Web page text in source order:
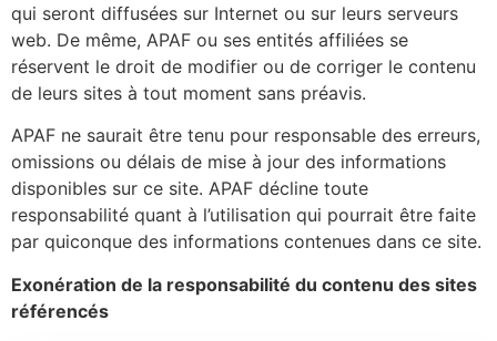
qui seront diffusées sur Internet ou sur leurs serveurs
web. De même, APAF ou ses entités affiliées se
réservent le droit de modifier ou de corriger le contenu
de leurs sites à tout moment sans préavis.
APAF ne saurait être tenu pour responsable des erreurs,
omissions ou délais de mise à jour des informations
disponibles sur ce site. APAF décline toute
responsabilité quant à l’utilisation qui pourrait être faite
par quiconque des informations contenues dans ce site.
Exonération de la responsabilité du contenu des sites
référencés